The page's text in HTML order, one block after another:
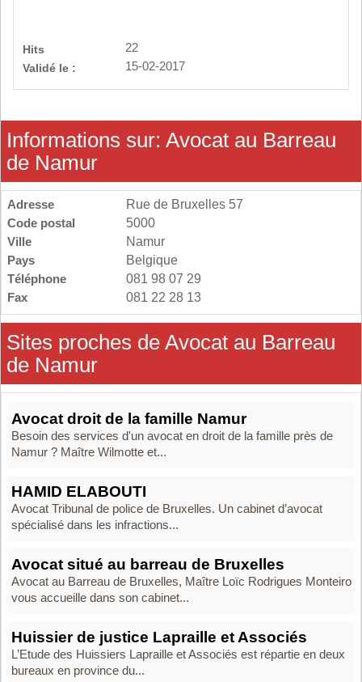
Hits
22
Validé le :
15-02-2017
Informations sur: Avocat au Barreau
de Namur
Adresse
Rue de Bruxelles 57
Code postal
5000
Ville
Namur
Pays
Belgique
Téléphone
081 98 07 29
Fax
081 22 28 13
Sites proches de Avocat au Barreau
de Namur
Avocat droit de la famille Namur
Besoin des services d'un avocat en droit de la famille près de
Namur ? Maître Wilmotte et...
HAMID ELABOUTI
Avocat Tribunal de police de Bruxelles. Un cabinet d’avocat
spécialisé dans les infractions...
Avocat situé au barreau de Bruxelles
Avocat au Barreau de Bruxelles, Maître Loïc Rodrigues Monteiro
vous accueille dans son cabinet...
Huissier de justice Lapraille et Associés
L’Etude des Huissiers Lapraille et Associés est répartie en deux
bureaux en province du...